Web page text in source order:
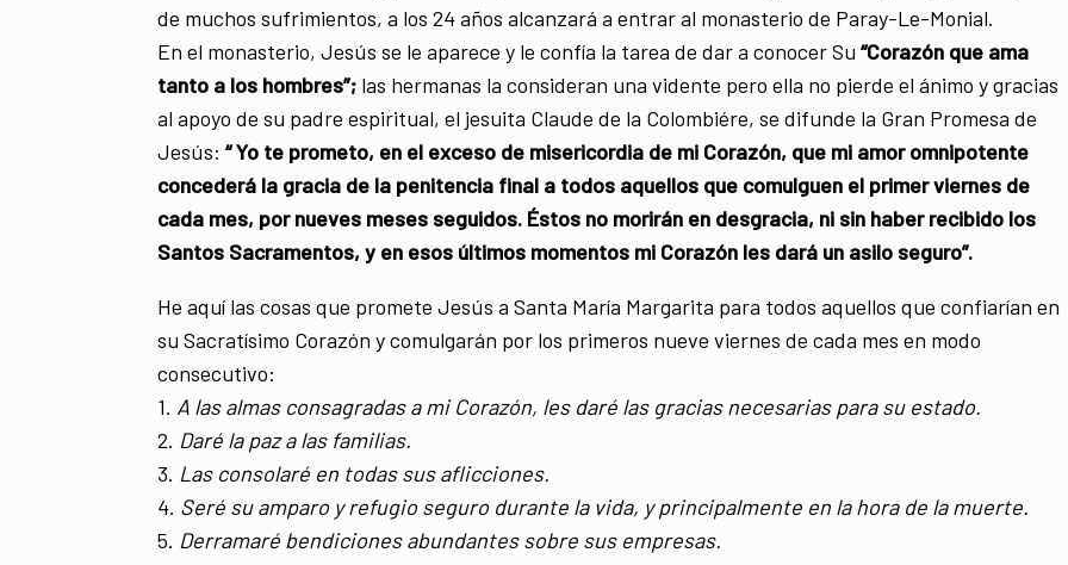
de muchos sufrimientos, a los 24 años alcanzará a entrar al monasterio de Paray-Le-Monial.
En el monasterio, Jesús se le aparece y le confía la tarea de dar a conocer Su “Corazón que ama
tanto a los hombres”; las hermanas la consideran una vidente pero ella no pierde el ánimo y gracias
al apoyo de su padre espiritual, el jesuita Claude de la Colombiére, se difunde la Gran Promesa de
Jesús: “ Yo te prometo, en el exceso de misericordia de mi Corazón, que mi amor omnipotente
concederá la gracia de la penitencia final a todos aquellos que comulguen el primer viernes de
cada mes, por nueves meses seguidos. Éstos no morirán en desgracia, ni sin haber recibido los
Santos Sacramentos, y en esos últimos momentos mi Corazón les dará un asilo seguro”.
He aquí las cosas que promete Jesús a Santa María Margarita para todos aquellos que confiarían en
su Sacratísimo Corazón y comulgarán por los primeros nueve viernes de cada mes en modo
consecutivo:
1. A las almas consagradas a mi Corazón, les daré las gracias necesarias para su estado.
2. Daré la paz a las familias.
3. Las consolaré en todas sus aflicciones.
4. Seré su amparo y refugio seguro durante la vida, y principalmente en la hora de la muerte.
5. Derramaré bendiciones abundantes sobre sus empresas.